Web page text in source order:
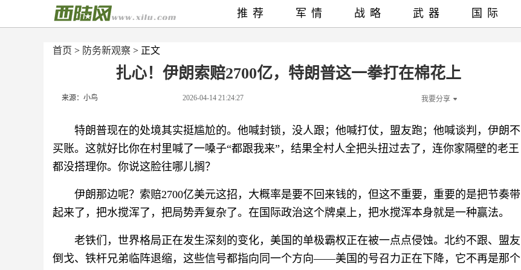
首页 > 防务新观察 > 正文
扎心！伊朗索赔2700亿，特朗普这一拳打在棉花上
来源：小鸟 2026-04-14 21:24:27 我要分享
特朗普现在的处境其实挺尴尬的。他喊封锁，没人跟；他喊打仗，盟友跑；他喊谈判，伊朗不
买账。这就好比你在村里喊了一嗓子“都跟我来”，结果全村人全把头扭过去了，连你家隔壁的老王
都没搭理你。你说这脸往哪儿搁？
伊朗那边呢？索赔2700亿美元这招，大概率是要不回来钱的，但这不重要，重要的是把节奏带
起来了，把水搅浑了，把局势弄复杂了。在国际政治这个牌桌上，把水搅浑本身就是一种赢法。
老铁们，世界格局正在发生深刻的变化，美国的单极霸权正在被一点点侵蚀。北约不跟、盟友
倒戈、铁杆兄弟临阵退缩，这些信号都指向同一个方向——美国的号召力正在下降，它不再是那个
推荐 军情 战略 武器 国际